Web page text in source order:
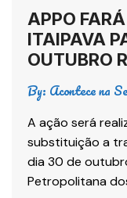
APPO
ITAIPAVA
OUTUBRO
By: Acontece na
A ação será
substituição a
dia 30 de
Petropolitana